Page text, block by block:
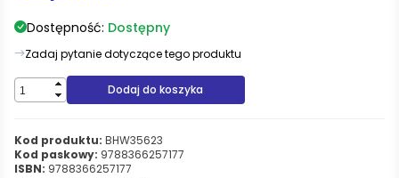
Dostępność: Dostępny
Zadaj pytanie dotyczące tego produktu
Dodaj do koszyka
Kod produktu: BHW35623
Kod paskowy: 9788366257177
ISBN: 9788366257177